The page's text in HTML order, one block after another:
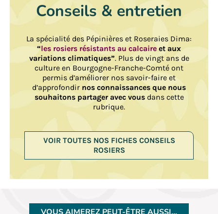
Conseils & entretien
La spécialité des Pépinières et Roseraies Dima:
“les rosiers résistants au calcaire et aux
variations climatiques”. Plus de vingt ans de
culture en Bourgogne-Franche-Comté ont
permis d’améliorer nos savoir-faire et
d’approfondir nos connaissances que nous
souhaitons partager avec vousdans cette
rubrique.
VOIR TOUTES NOS FICHES CONSEILS
ROSIERS
VOUS AIMEREZ PEUT-ÊTRE AUSSI…